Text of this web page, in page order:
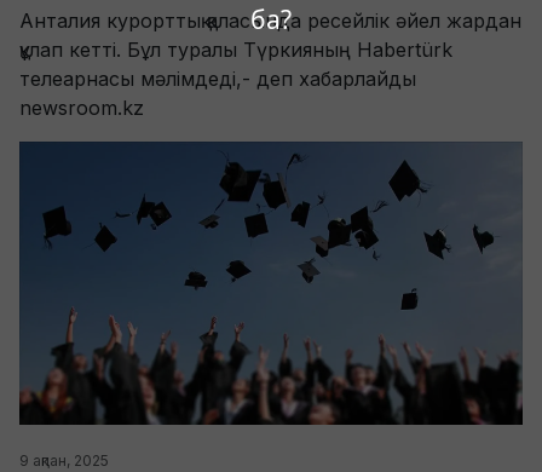
ба?
Анталия курорттық қаласында ресейлік әйел жардан
құлап кетті. Бұл туралы Түркияның Habertürk
телеарнасы мәлімдеді,- деп хабарлайды
newsroom.kz
9 ақпан, 2025